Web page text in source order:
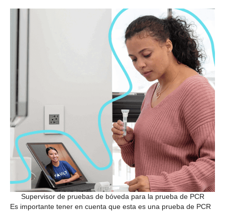
Supervisor de pruebas de bóveda para la prueba de PCR
Es importante tener en cuenta que esta es una prueba de PCR